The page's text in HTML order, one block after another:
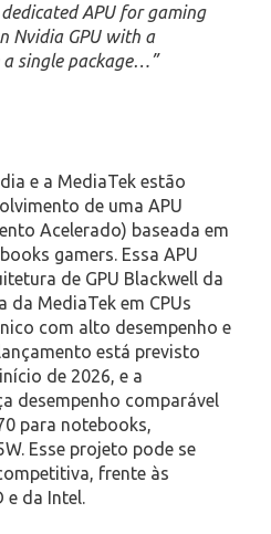
APU for gaming
Nvidia GPU with a
a single package…”
e a MediaTek estão
de uma APU
Acelerado) baseada em
gamers. Essa APU
de GPU Blackwell da
da MediaTek em CPUs
com alto desempenho e
está previsto
de 2026, e a
desempenho comparável
para notebooks,
Esse projeto pode se
frente às
e da Intel.